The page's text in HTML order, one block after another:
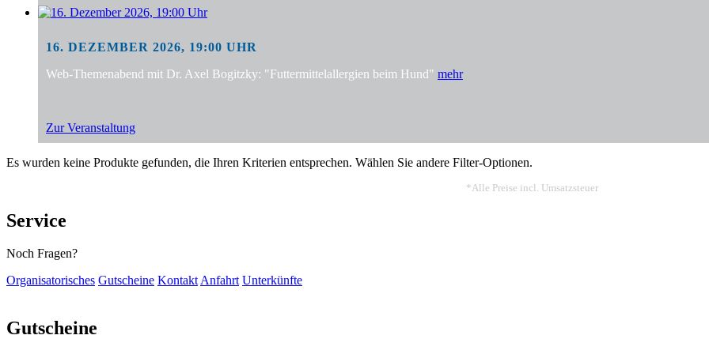
16. DEZEMBER 2026, 19:00 UHR
Web-Themenabend mit Dr. Axel Bogitzky: "Futtermittelallergien beim Hund" mehr
Zur Veranstaltung
Es wurden keine Produkte gefunden, die Ihren Kriterien entsprechen. Wählen Sie andere Filter-Optionen.
*Alle Preise incl. Umsatzsteuer
Service
Noch Fragen?
Organisatorisches Gutscheine KontaktAnfahrt Unterkünfte
Gutscheine